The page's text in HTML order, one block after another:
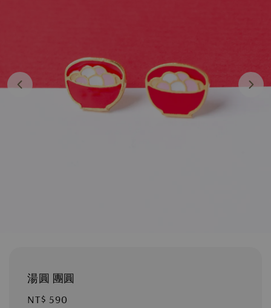
湯圓 團圓
Regular
NT$ 590